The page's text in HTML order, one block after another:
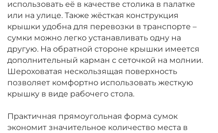
использовать её в качестве столика в палатке
или на улице. Также жёсткая конструкция
крышки удобна для перевозки в транспорте –
сумки можно легко устанавливать одну на
другую. На обратной стороне крышки имеется
дополнительный карман с сеточкой на молнии.
Шероховатая нескользящая поверхность
позволяет комфортно использовать жесткую
крышку в виде рабочего стола.
Практичная прямоугольная форма сумок
экономит значительное количество места в